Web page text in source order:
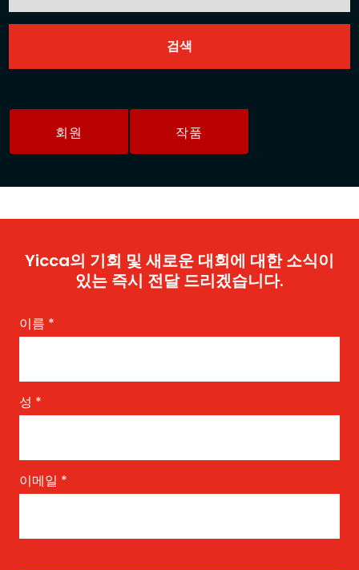
회원 작품
Yicca의 기회 및 새로운 대회에 대한 소식이
있는 즉시 전달 드리겠습니다.
이름 *
성 *
이메일 *